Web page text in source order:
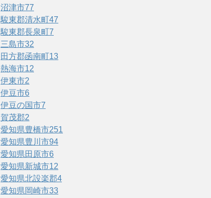
沼津市77
駿東郡清水町47
駿東郡長泉町7
三島市32
田方郡函南町13
熱海市12
伊東市2
伊豆市6
伊豆の国市7
賀茂郡2
愛知県豊橋市251
愛知県豊川市94
愛知県田原市6
愛知県新城市12
愛知県北設楽郡4
愛知県岡崎市33